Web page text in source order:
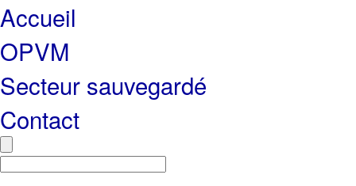
Accueil
OPVM
Secteur sauvegardé
Contact